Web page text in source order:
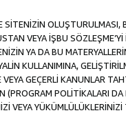
SİTENİZİN
VEYA İŞBU
YA DA BU
KULLANIMINA,
GEÇERLİ KANUNLAR
(PROGRAM POLİTİKALARI
VEYA